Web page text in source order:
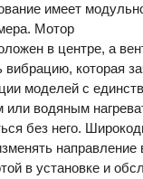
имеет
Мотор
в центре, а
которая
моделей с
или водяным
без него.
в установке и